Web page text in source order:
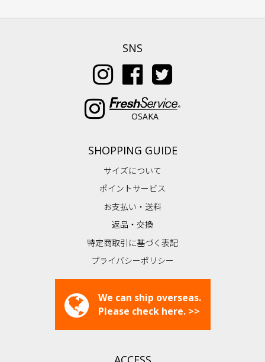
SNS
OSAKA
SHOPPING GUIDE
サイズについて
ポイントサービス
お支払い・送料
返品・交換
特定商取引に基づく表記
プライバシーポリシー
We can ship overseas.
Please check here. >>